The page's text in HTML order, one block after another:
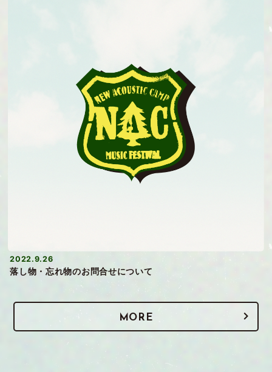
2022.9.26
落し物・忘れ物のお問合せについて
MORE